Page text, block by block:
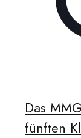
Das
fünften